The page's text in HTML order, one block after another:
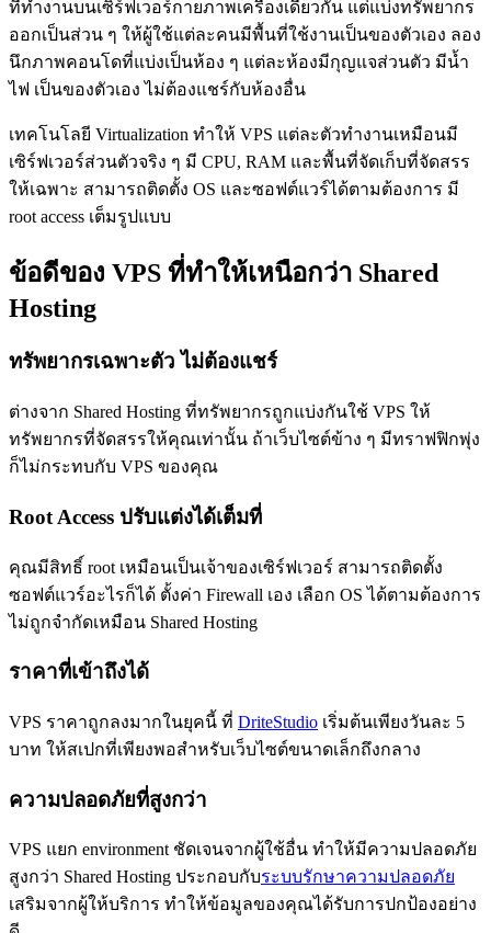
ที่ทำงานบนเซิร์ฟเวอร์กายภาพเครื่องเดียวกัน แต่แบ่งทรัพยากร
ออกเป็นส่วน ๆ ให้ผู้ใช้แต่ละคนมีพื้นที่ใช้งานเป็นของตัวเอง ลอง
นึกภาพคอนโดที่แบ่งเป็นห้อง ๆ แต่ละห้องมีกุญแจส่วนตัว มีน้ำ
ไฟ เป็นของตัวเอง ไม่ต้องแชร์กับห้องอื่น
เทคโนโลยี Virtualization ทำให้ VPS แต่ละตัวทำงานเหมือนมี
เซิร์ฟเวอร์ส่วนตัวจริง ๆ มี CPU, RAM และพื้นที่จัดเก็บที่จัดสรร
ให้เฉพาะ สามารถติดตั้ง OS และซอฟต์แวร์ได้ตามต้องการ มี
root access เต็มรูปแบบ
ข้อดีของ VPS ที่ทำให้เหนือกว่า Shared
Hosting
ทรัพยากรเฉพาะตัว ไม่ต้องแชร์
ต่างจาก Shared Hosting ที่ทรัพยากรถูกแบ่งกันใช้ VPS ให้
ทรัพยากรที่จัดสรรให้คุณเท่านั้น ถ้าเว็บไซต์ข้าง ๆ มีทราฟฟิกพุ่ง
ก็ไม่กระทบกับ VPS ของคุณ
Root Access ปรับแต่งได้เต็มที่
คุณมีสิทธิ์ root เหมือนเป็นเจ้าของเซิร์ฟเวอร์ สามารถติดตั้ง
ซอฟต์แวร์อะไรก็ได้ ตั้งค่า Firewall เอง เลือก OS ได้ตามต้องการ
ไม่ถูกจำกัดเหมือน Shared Hosting
ราคาที่เข้าถึงได้
VPS ราคาถูกลงมากในยุคนี้ ที่ DriteStudio เริ่มต้นเพียงวันละ 5
บาท ให้สเปกที่เพียงพอสำหรับเว็บไซต์ขนาดเล็กถึงกลาง
ความปลอดภัยที่สูงกว่า
VPS แยก environment ชัดเจนจากผู้ใช้อื่น ทำให้มีความปลอดภัย
สูงกว่า Shared Hosting ประกอบกับระบบรักษาความปลอดภัย
เสริมจากผู้ให้บริการ ทำให้ข้อมูลของคุณได้รับการปกป้องอย่าง